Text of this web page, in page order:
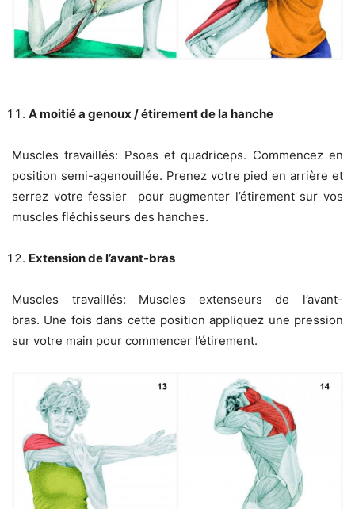
A moitié a genoux / étirement de la hanche
Muscles travaillés: Psoas et quadriceps. Commencez en
position semi-agenouillée. Prenez votre pied en arrière et
serrez votre fessier pour augmenter l’étirement sur vos
muscles fléchisseurs des hanches.
Extension de l’avant-bras
Muscles travaillés: Muscles extenseurs de l’avant-
bras. Une fois dans cette position appliquez une pression
sur votre main pour commencer l’étirement.